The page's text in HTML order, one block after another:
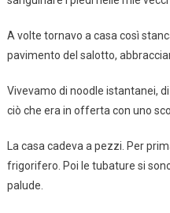
A volte tornavo a casa così
pavimento del salotto,
Vivevamo di noodle istantanei,
ciò che era in offerta con uno
La casa cadeva a pezzi. Per
frigorifero. Poi le tubature si
palude.